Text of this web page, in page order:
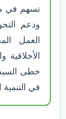
تسهم في
ودعم
العمل
خطى
في التنمية